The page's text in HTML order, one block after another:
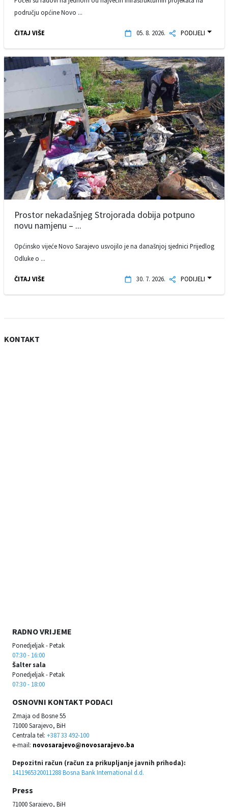
području općine Novo ...
ČITAJ VIŠE 05. 8. 2026. PODIJELI
Prostor nekadašnjeg Strojorada dobija potpuno
novu namjenu – ...
Općinsko vijeće Novo Sarajevo usvojilo je na današnjoj sjednici Prijedlog
Odluke o ...
ČITAJ VIŠE 30. 7. 2026. PODIJELI
KONTAKT
RADNO VRIJEME
Ponedjeljak - Petak
07:30 - 16:00
Šalter sala
Ponedjeljak - Petak
07:30 - 18:00
OSNOVNI KONTAKT PODACI
Zmaja od Bosne 55
71000 Sarajevo, BiH
Centrala tel: +387 33 492-100
e-mail: novosarajevo@novosarajevo.ba
Depozitni račun (račun za prikupljanje javnih prihoda):
1411965320011288 Bosna Bank International d.d.
Press
71000 Sarajevo, BiH